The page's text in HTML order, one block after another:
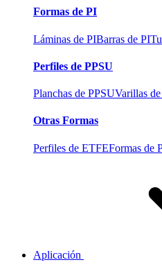
Formas de PI
Láminas de PIBarras de PI
Perfiles de PPSU
Planchas de PPSUVarillas
Otras Formas
Perfiles de ETFEFormas de
Aplicación